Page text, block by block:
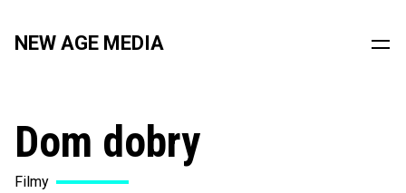
NEW AGE MEDIA
Dom dobry
Filmy